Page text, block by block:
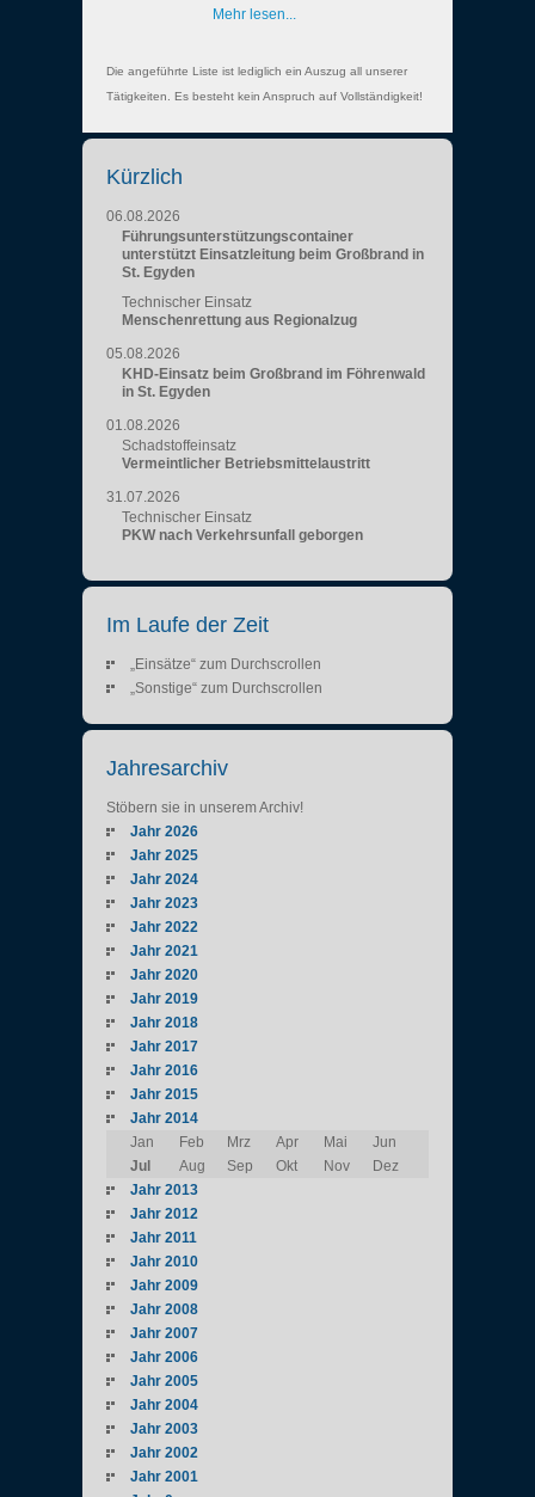
Mehr lesen...
Die angeführte Liste ist lediglich ein Auszug all unserer
Tätigkeiten. Es besteht kein Anspruch auf Vollständigkeit!
Kürzlich
06.08.2026
Führungsunterstützungscontainer
unterstützt Einsatzleitung beim Großbrand in
St. Egyden
Technischer Einsatz
Menschenrettung aus Regionalzug
05.08.2026
KHD-Einsatz beim Großbrand im Föhrenwald
in St. Egyden
01.08.2026
Schadstoffeinsatz
Vermeintlicher Betriebsmittelaustritt
31.07.2026
Technischer Einsatz
PKW nach Verkehrsunfall geborgen
Im Laufe der Zeit
„Einsätze“ zum Durchscrollen
„Sonstige“ zum Durchscrollen
Jahresarchiv
Stöbern sie in unserem Archiv!
Jahr 2026
Jahr 2025
Jahr 2024
Jahr 2023
Jahr 2022
Jahr 2021
Jahr 2020
Jahr 2019
Jahr 2018
Jahr 2017
Jahr 2016
Jahr 2015
Jahr 2014
Jan
Feb Mrz Apr Mai
Jun
Jul
Aug Sep Okt Nov
Dez
Jahr 2013
Jahr 2012
Jahr 2011
Jahr 2010
Jahr 2009
Jahr 2008
Jahr 2007
Jahr 2006
Jahr 2005
Jahr 2004
Jahr 2003
Jahr 2002
Jahr 2001